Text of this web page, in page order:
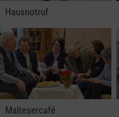
Hausnotruf
Maltesercafé